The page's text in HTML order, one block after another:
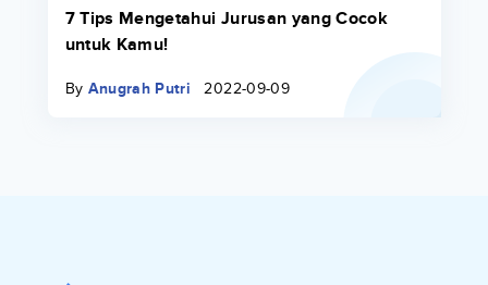
7 Tips Mengetahui Jurusan yang Cocok
untuk Kamu!
By Anugrah Putri 2022-09-09